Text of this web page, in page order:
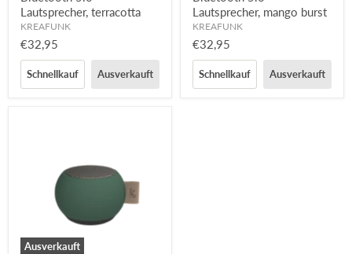
Lautsprecher, terracotta
KREAFUNK
€32,95
Schnellkauf Ausverkauft
Lautsprecher, mango burst
KREAFUNK
€32,95
Schnellkauf Ausverkauft
Ausverkauft